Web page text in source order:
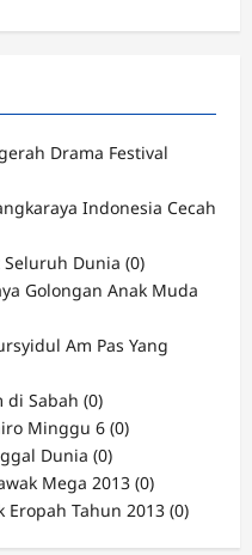
Drama Festival
Indonesia Cecah
Seluruh Dunia (0)
Golongan Anak Muda
Am Pas Yang
di Sabah (0)
Minggu 6 (0)
Dunia (0)
Mega 2013 (0)
Eropah Tahun 2013 (0)